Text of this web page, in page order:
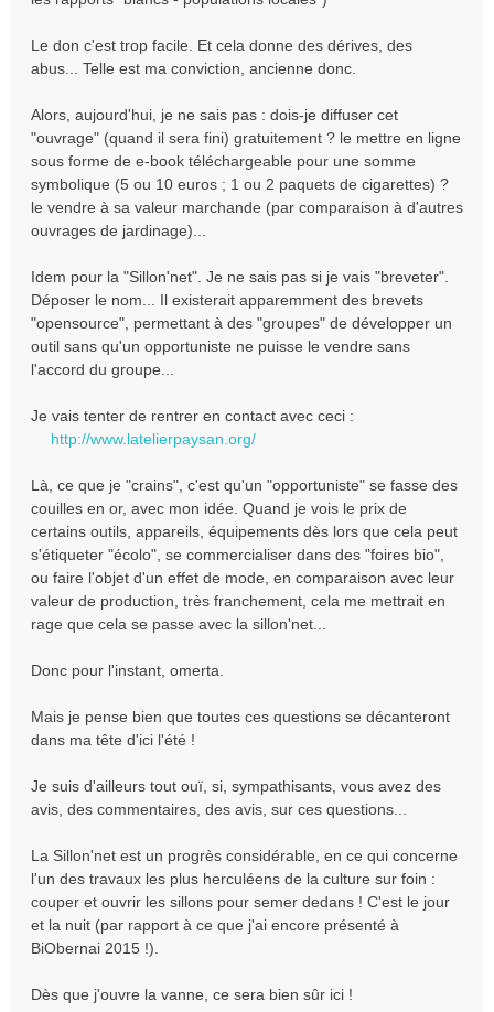
Le don c'est trop facile. Et cela donne des dérives, des
abus... Telle est ma conviction, ancienne donc.
Alors, aujourd'hui, je ne sais pas : dois-je diffuser cet
"ouvrage" (quand il sera fini) gratuitement ? le mettre en ligne
sous forme de e-book téléchargeable pour une somme
symbolique (5 ou 10 euros ; 1 ou 2 paquets de cigarettes) ?
le vendre à sa valeur marchande (par comparaison à d'autres
ouvrages de jardinage)...
Idem pour la "Sillon'net". Je ne sais pas si je vais "breveter".
Déposer le nom... Il existerait apparemment des brevets
"opensource", permettant à des "groupes" de développer un
outil sans qu'un opportuniste ne puisse le vendre sans
l'accord du groupe...
Je vais tenter de rentrer en contact avec ceci :
http://www.latelierpaysan.org/
Là, ce que je "crains", c'est qu'un "opportuniste" se fasse des
couilles en or, avec mon idée. Quand je vois le prix de
certains outils, appareils, équipements dès lors que cela peut
s'étiqueter "écolo", se commercialiser dans des "foires bio",
ou faire l'objet d'un effet de mode, en comparaison avec leur
valeur de production, très franchement, cela me mettrait en
rage que cela se passe avec la sillon'net...
Donc pour l'instant, omerta.
Mais je pense bien que toutes ces questions se décanteront
dans ma tête d'ici l'été !
Je suis d'ailleurs tout ouï, si, sympathisants, vous avez des
avis, des commentaires, des avis, sur ces questions...
La Sillon'net est un progrès considérable, en ce qui concerne
l'un des travaux les plus herculéens de la culture sur foin :
couper et ouvrir les sillons pour semer dedans ! C'est le jour
et la nuit (par rapport à ce que j'ai encore présenté à
BiObernai 2015 !).
Dès que j'ouvre la vanne, ce sera bien sûr ici !